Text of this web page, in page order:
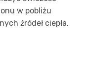
w pobliżu
źródeł ciepła.